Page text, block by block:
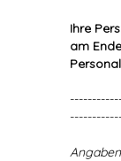
Ihre
am